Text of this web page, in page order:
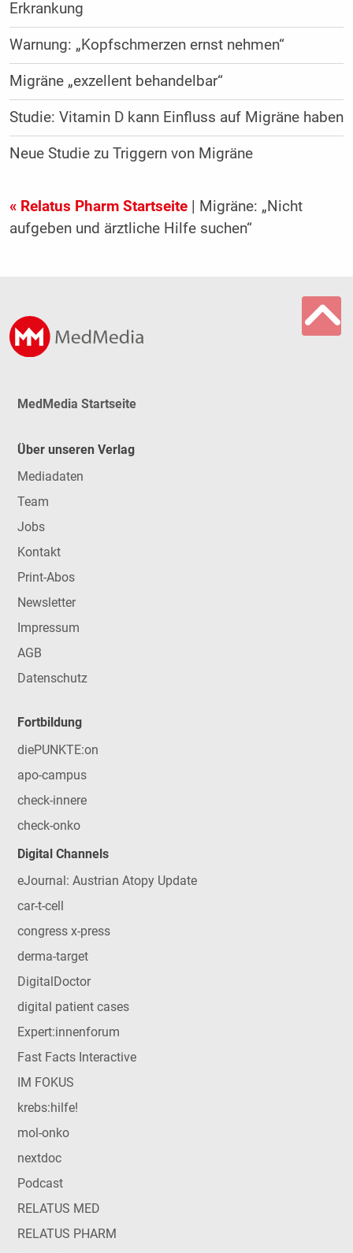
Erkrankung
Warnung: „Kopfschmerzen ernst nehmen“
Migräne „exzellent behandelbar“
Studie: Vitamin D kann Einfluss auf Migräne haben
Neue Studie zu Triggern von Migräne
« Relatus Pharm Startseite| Migräne: „Nicht
aufgeben und ärztliche Hilfe suchen“
MedMedia Startseite
Über unseren Verlag
Mediadaten
Team
Jobs
Kontakt
Print-Abos
Newsletter
Impressum
AGB
Datenschutz
Fortbildung
diePUNKTE:on
apo-campus
check-innere
check-onko
Digital Channels
eJournal: Austrian Atopy Update
car-t-cell
congress x-press
derma-target
DigitalDoctor
digital patient cases
Expert:innenforum
Fast Facts Interactive
IM FOKUS
krebs:hilfe!
mol-onko
nextdoc
Podcast
RELATUS MED
RELATUS PHARM